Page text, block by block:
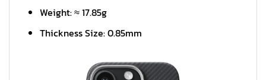
Weight: ≈ 17.85g
Thickness Size: 0.85mm